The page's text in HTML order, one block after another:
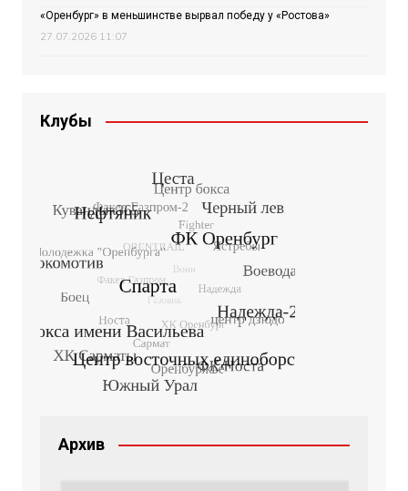
«Оренбург» в меньшинстве вырвал победу у «Ростова»
27.07.2026 11:07
Клубы
Архив